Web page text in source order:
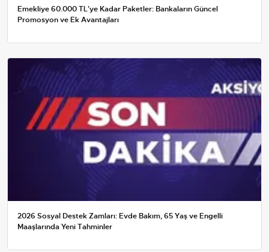
Emekliye 60.000 TL'ye Kadar Paketler: Bankaların Güncel
Promosyon ve Ek Avantajları
2026 Sosyal Destek Zamları: Evde Bakım, 65 Yaş ve Engelli
Maaşlarında Yeni Tahminler